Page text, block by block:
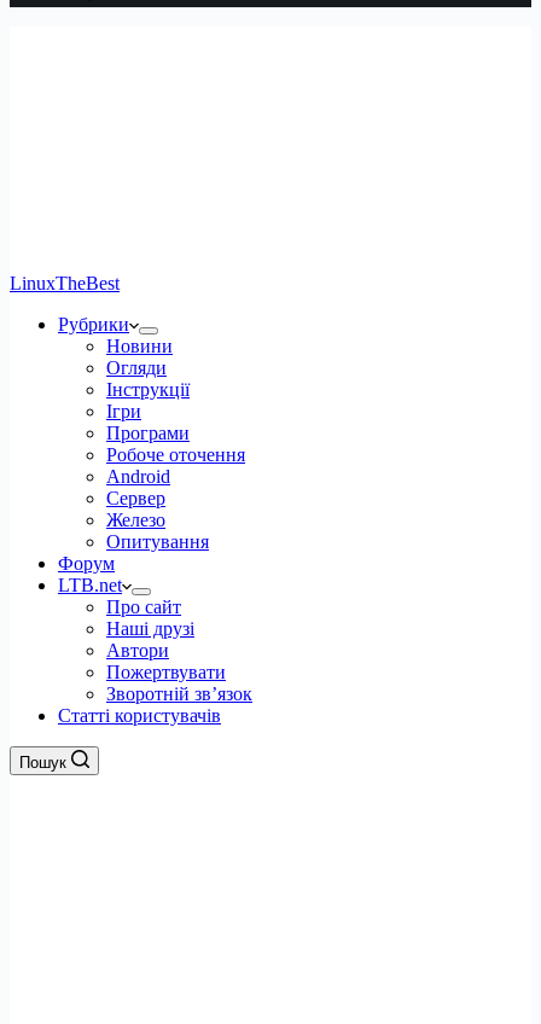
LinuxTheBest
Рубрики
Новини
Огляди
Інструкції
Ігри
Програми
Робоче оточення
Android
Сервер
Железо
Опитування
Форум
LTB.net
Про сайт
Наші друзі
Автори
Пожертвувати
Зворотній зв’язок
Статті користувачів
Пошук